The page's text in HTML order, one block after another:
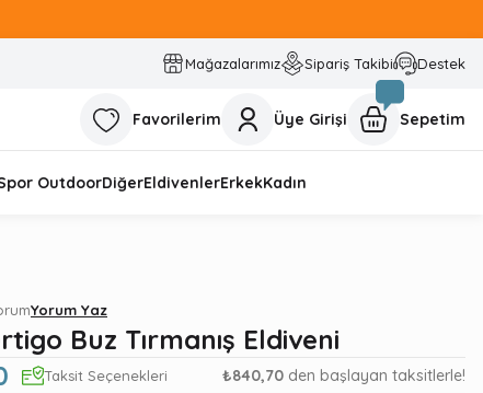
Mağazalarımız Sipariş Takibi Destek
Favorilerim Üye Girişi Sepetim
OutdoorDiğerEldivenlerErkekKadın
Yorum Yaz
Buz Tırmanış Eldiveni
Taksit Seçenekleri ₺840,70 den başlayan taksitlerle!